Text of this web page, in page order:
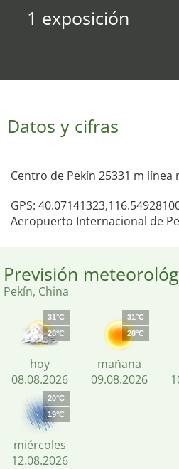
1 exposición
Datos y cifras
Centro de Pekín 25331 m línea
GPS:
Aeropuerto Internacional de
Previsión
Pekín, China
31°C
28°C
hoy
08.08.2026
31°C
28°C
mañana
09.08.2026
20°C
19°C
miércoles
12.08.2026